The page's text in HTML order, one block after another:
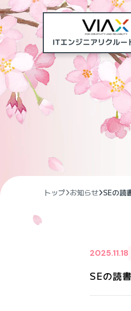
トップ お知らせ SEの読
2025.11.18
SEの読